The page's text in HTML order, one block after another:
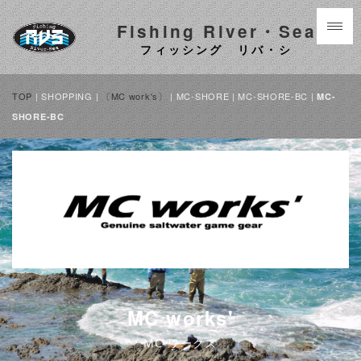
Fishing River・Sea
フィッシング リバ・シ
TOP | SHOPPING |〔MC work's〕| MC-SHORE | MC-SHORE-BC |MC-
SHORE-BC
MC works'
MC ワークス